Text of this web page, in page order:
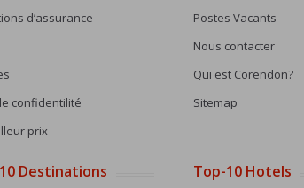
d’assurance
confidentilité
prix
Postes Vacants
Nous contacter
Qui est Corendon?
Sitemap
Destinations Top-10 Hotels